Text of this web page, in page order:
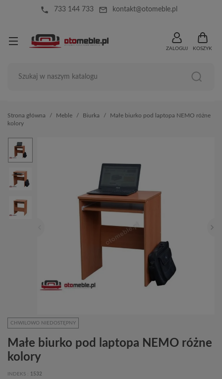
local_phone 733 144 733 mail_outline kontakt@otomeble.pl
ZALOGUJ KOSZYK
Strona główna Meble Biurka
Małe biurko pod laptopa NEMO różne
kolory
CHWILOWO NIEDOSTĘPNY
Małe biurko pod laptopa NEMO różne
kolory
INDEKS 1532